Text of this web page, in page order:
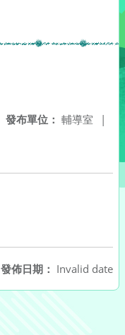
發布單位： 輔導室 |
發佈日期： Invalid date